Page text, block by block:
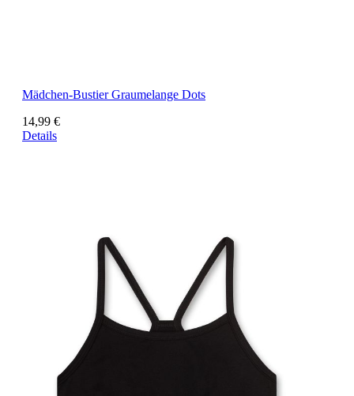
Mädchen-Bustier Graumelange Dots
14,99 €
Details